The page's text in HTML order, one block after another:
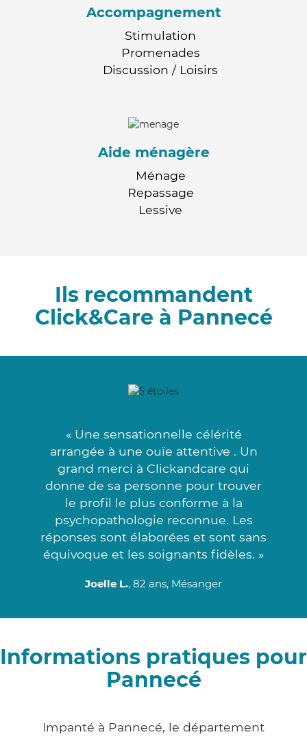
Accompagnement
Stimulation
Promenades
Discussion / Loisirs
Aide ménagère
Ménage
Repassage
Lessive
Ils recommandent
Click&Care à Pannecé
« Une sensationnelle célérité
arrangée à une ouïe attentive . Un
grand merci à Clickandcare qui
donne de sa personne pour trouver
le profil le plus conforme à la
psychopathologie reconnue. Les
réponses sont élaborées et sont sans
équivoque et les soignants fidèles. »
Joelle L., 82 ans, Mésanger
Informations pratiques pour
Pannecé
Impanté à Pannecé, le département